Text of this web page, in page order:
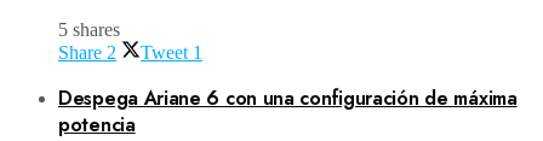
5 shares
Share 2 Tweet 1
Despega Ariane 6 con una configuración de máxima
potencia